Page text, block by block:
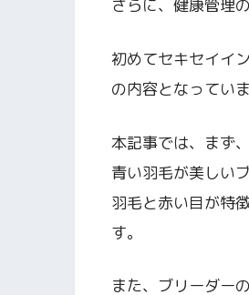
さらに、健康管理
初めてセキセイイ
の内容となっていま
本記事では、まず
青い羽毛が美しい
羽毛と赤い目が特
す。
また、ブリーダー